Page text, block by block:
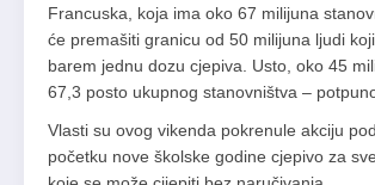
Francuska, koja ima oko 67 milijuna
će premašiti granicu od 50 milijuna ljudi
barem jednu dozu cjepiva. Usto, oko 45
67,3 posto ukupnog stanovništva –
Vlasti su ovog vikenda pokrenule akciju
početku nove školske godine cjepivo za